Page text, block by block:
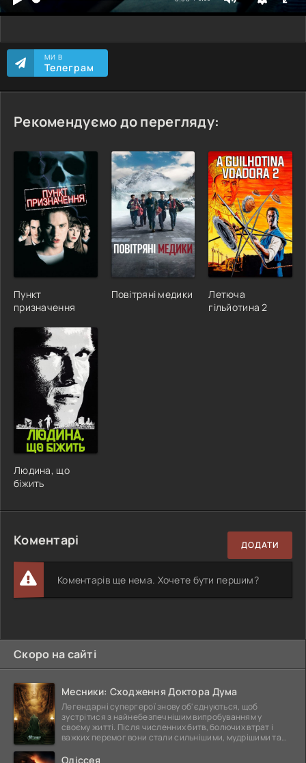
МИ В
Телеграм
Рекомендуємо до перегляду:
Пункт
призначення
Повітряні медики
Летюча
гільйотина 2
Людина, що
біжить
Коментарі ДОДАТИ
Коментарів ще нема. Хочете бути першим?
Скоро на сайті
Месники: Сходження Доктора Дума
Легендарні супергерої знову об'єднуються, щоб
зустрітися з найнебезпечнішим випробуванням у
своєму житті. Після численних битв, болючих втрат і
важких перемог вони стали сильнішими, мудрішими та
Одіссея